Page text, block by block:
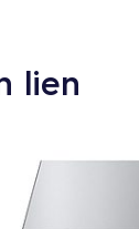
lien